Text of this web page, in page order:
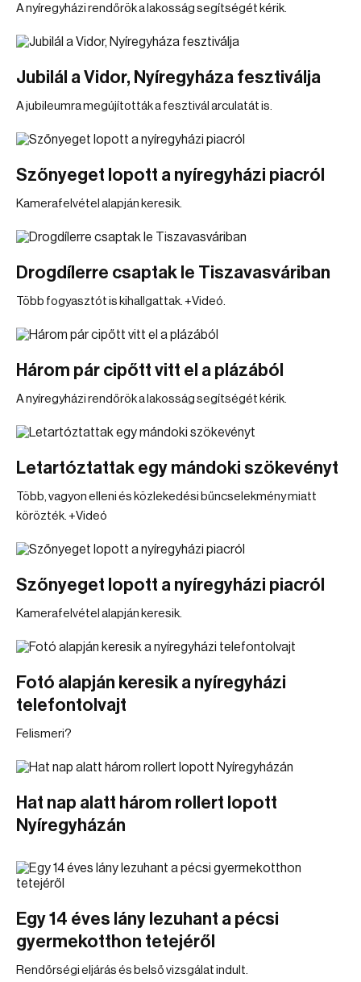
A nyíregyházi rendőrök a lakosság segítségét kérik.
Jubilál a Vidor, Nyíregyháza fesztiválja
A jubileumra megújították a fesztivál arculatát is.
Szőnyeget lopott a nyíregyházi piacról
Kamerafelvétel alapján keresik.
Drogdílerre csaptak le Tiszavasváriban
Több fogyasztót is kihallgattak. +Videó.
Három pár cipőtt vitt el a plázából
A nyíregyházi rendőrök a lakosság segítségét kérik.
Letartóztattak egy mándoki szökevényt
Több, vagyon elleni és közlekedési bűncselekmény miatt
körözték. +Videó
Szőnyeget lopott a nyíregyházi piacról
Kamerafelvétel alapján keresik.
Fotó alapján keresik a nyíregyházi
telefontolvajt
Felismeri?
Hat nap alatt három rollert lopott
Nyíregyházán
Egy 14 éves lány lezuhant a pécsi
gyermekotthon tetejéről
Rendőrségi eljárás és belső vizsgálat indult.